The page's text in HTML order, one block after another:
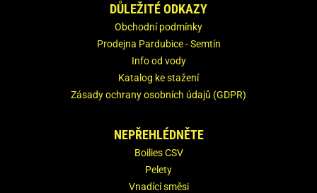
DŮLEŽITÉ ODKAZY
Obchodní podmínky
Prodejna Pardubice - Semtín
Info od vody
Katalog ke stažení
Zásady ochrany osobních údajů (GDPR)
NEPŘEHLÉDNĚTE
Boilies CSV
Pelety
Vnadící směsi